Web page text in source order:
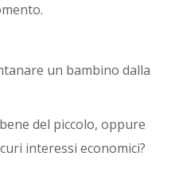
un bambino dalla
del piccolo, oppure
interessi economici?